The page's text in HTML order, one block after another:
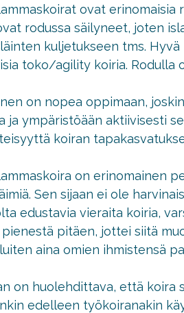
ovat
rodussa säilyneet, joten
kuljetukseen tms.
toko/agility koiria. Rodulla
on nopea oppimaan,
ja ympäristöään aktiivisesti
koiran
on erinomainen
Sen sijaan ei ole
edustavia vieraita koiria,
pitäen, jottei siitä
aina omien ihmistensä
on huolehdittava, että koira
edelleen työkoiranakin